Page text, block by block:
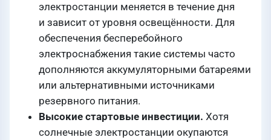
электростанции меняется в течение дня
и зависит от уровня освещённости. Для
обеспечения бесперебойного
электроснабжения такие системы часто
дополняются аккумуляторными батареями
или альтернативными источниками
резервного питания.
Высокие стартовые инвестиции. Хотя
солнечные электростанции окупаются